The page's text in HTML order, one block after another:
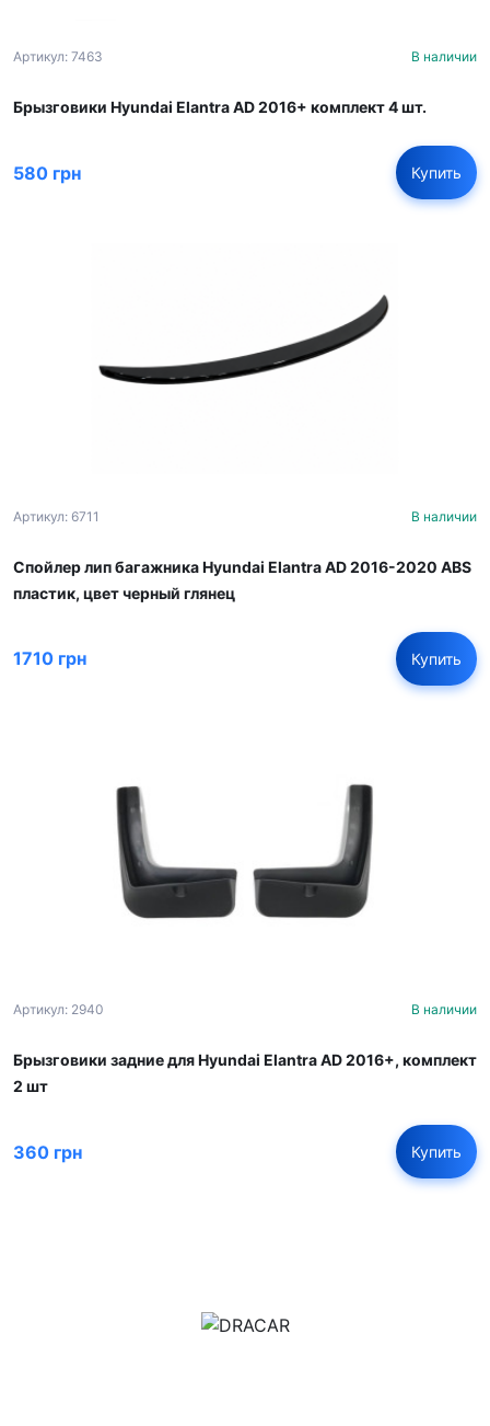
Артикул: 7463 В наличии
Брызговики Hyundai Elantra AD 2016+ комплект 4 шт.
580 грн Купить
Артикул: 6711 В наличии
Спойлер лип багажника Hyundai Elantra AD 2016-2020 ABS
пластик, цвет черный глянец
1710 грн Купить
Артикул: 2940 В наличии
Брызговики задние для Hyundai Elantra AD 2016+, комплект
2 шт
360 грн Купить